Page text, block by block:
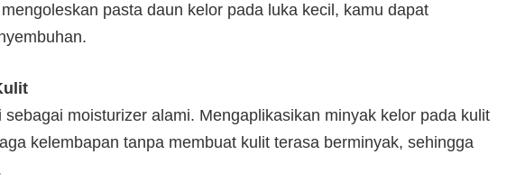
pasta daun kelor pada luka kecil, kamu dapat
moisturizer alami. Mengaplikasikan minyak kelor pada kulit
kelembapan tanpa membuat kulit terasa berminyak, sehingga